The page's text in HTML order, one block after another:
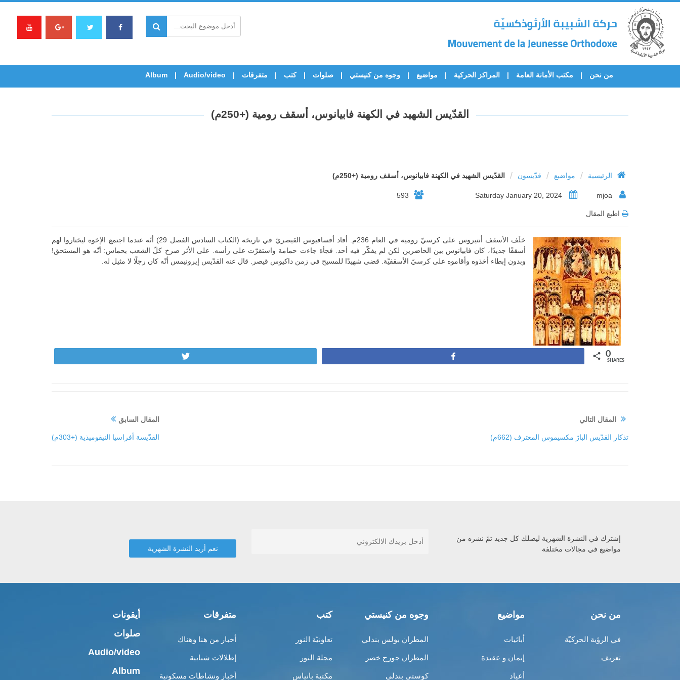
من نحن مكتب الأمانة العامة المراكز الحركية مواضيع وجوه من كنيستي صلوات كتب متفرقات Audio/video
Album
القدّيس الشهيد في الكهنة فابيانوس، أسقف رومية (+250م)
الرئيسية / مواضيع / قدّيسون / القدّيس الشهيد في الكهنة فابيانوس، أسقف رومية (+250م)
593
اطبع المقال
خلَف الأسقف أنتيروس على كرسيّ رومية في العام 236م. أفاد أفسافيوس القيصريّ في تاريخه (الكتاب السادس الفصل 29) أنّه عندما اجتمع الإخوة ليختاروا لهم
أسقفًا جديدًا، كان فابيانوس بين الحاضرين لكن لم يفكّر فيه أحد. فجأة جاءت حمامة واستقرّت على رأسه. على الأثر صرخ كلّ الشعب بحماس: أنّه هو المستحق!
وبدون إبطاء أخذوه وأقاموه على كرسيّ الأسقفيّة. قضى شهيدًا للمسيح في زمن داكيوس قيصر. قال عنه القدّيس إيرونيمس أنّه كان رجلًا لا مثيل له.
0
SHARES
المقال السابق
القدّيسة أفراسيا النيقوميذية (+303م)
المقال التالي
تذكار القدّيس البارّ مكسيموس المعترف (662م)
إشترك في النشرة الشهرية ليصلك كل جديد تمّ نشره من
مواضيع في مجالات مختلفة
من نحن
في الرؤية الحركيّة
تعريف
مواضيع
أبائيات
إيمان و عقيدة
أعياد
وجوه من كنيستي
المطران بولس بندلي
المطران جورج خضر
كوستي بندلي
كتب
تعاونيّة النور
مجلة النور
مكتبة بانياس
متفرقات
أخبار من هنا وهناك
إطلالات شبابية
أخبار ونشاطات مسكونية
أيقونات
صلوات
Audio/video
Album